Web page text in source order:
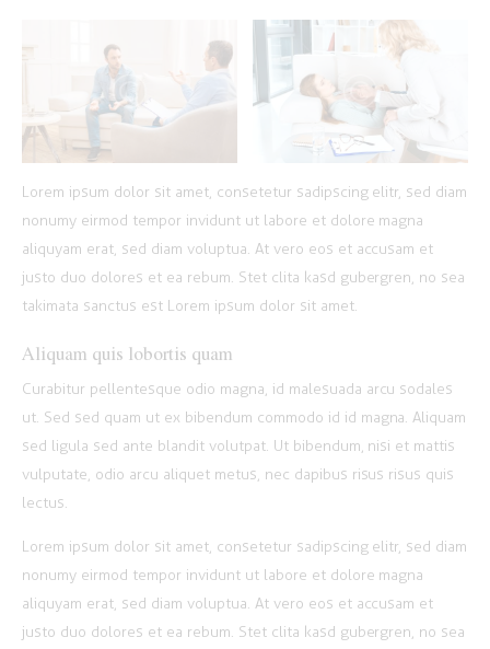
Lorem ipsum dolor sit amet, consetetur sadipscing elitr, sed diam
nonumy eirmod tempor invidunt ut labore et dolore magna
aliquyam erat, sed diam voluptua. At vero eos et accusam et
justo duo dolores et ea rebum. Stet clita kasd gubergren, no sea
takimata sanctus est Lorem ipsum dolor sit amet.
Aliquam quis lobortis quam
Curabitur pellentesque odio magna, id malesuada arcu sodales
ut. Sed sed quam ut ex bibendum commodo id id magna. Aliquam
sed ligula sed ante blandit volutpat. Ut bibendum, nisi et mattis
vulputate, odio arcu aliquet metus, nec dapibus risus risus quis
lectus.
Lorem ipsum dolor sit amet, consetetur sadipscing elitr, sed diam
nonumy eirmod tempor invidunt ut labore et dolore magna
aliquyam erat, sed diam voluptua. At vero eos et accusam et
justo duo dolores et ea rebum. Stet clita kasd gubergren, no sea